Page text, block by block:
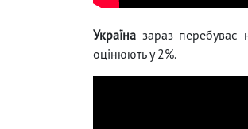
Україна зараз перебуває
оцінюють у 2%.